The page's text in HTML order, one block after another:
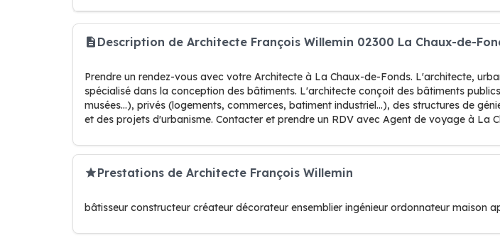
Description de Architecte François Willemin 02300 La Chaux-de-
Prendre un rendez-vous avec votre Architecte à La Chaux-de-Fonds. L'architecte,
spécialisé dans la conception des bâtiments. L'architecte conçoit des bâtiments
musées...), privés (logements, commerces, batiment industriel...), des structures de
et des projets d'urbanisme. Contacter et prendre un RDV avec Agent de voyage à La
Prestations de Architecte François Willemin
bâtisseur constructeur créateur décorateur ensemblier ingénieur ordonnateur maison